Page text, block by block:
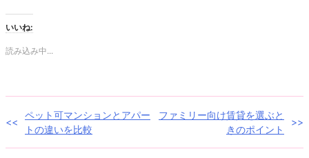
し
て
Twitter
共
ン
ド
ウ
で
き
だ
さ
い
(新
い
いいね:
読み込み中...
投
稿
ペット可マンションとアパー
トの違いを比較
ファミリー向け賃貸を選ぶと
きのポイント